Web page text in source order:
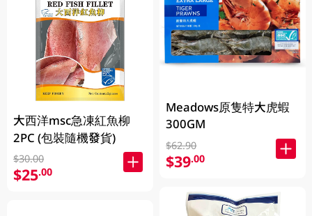
大西洋msc急凍紅魚柳
2PC (包裝隨機發貨)
$30.00
$25.00
Meadows原隻特大虎蝦
300GM
$62.90
$39.00